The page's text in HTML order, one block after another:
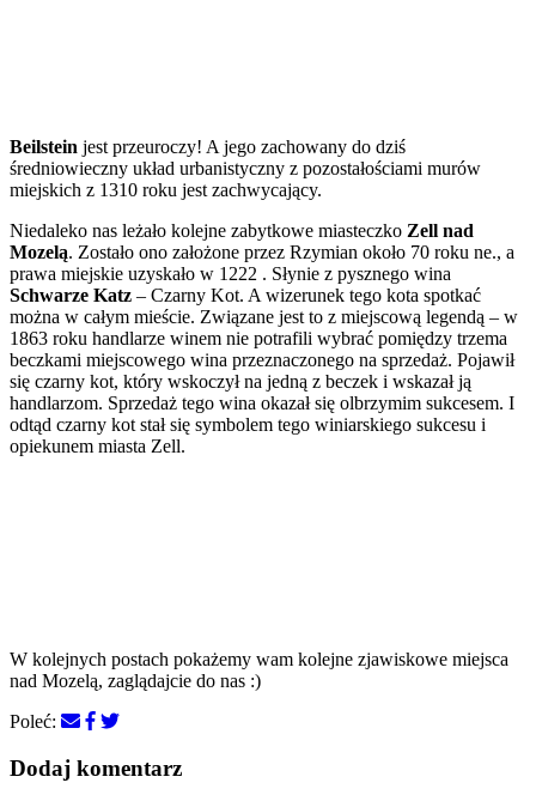
Beilstein jest przeuroczy! A jego zachowany do dziś
średniowieczny układ urbanistyczny z pozostałościami murów
miejskich z 1310 roku jest zachwycający.
Niedaleko nas leżało kolejne zabytkowe miasteczko Zell nad
Mozelą. Zostało ono założone przez Rzymian około 70 roku ne., a
prawa miejskie uzyskało w 1222 . Słynie z pysznego wina
Schwarze Katz – Czarny Kot. A wizerunek tego kota spotkać
można w całym mieście. Związane jest to z miejscową legendą – w
1863 roku handlarze winem nie potrafili wybrać pomiędzy trzema
beczkami miejscowego wina przeznaczonego na sprzedaż. Pojawił
się czarny kot, który wskoczył na jedną z beczek i wskazał ją
handlarzom. Sprzedaż tego wina okazał się olbrzymim sukcesem. I
odtąd czarny kot stał się symbolem tego winiarskiego sukcesu i
opiekunem miasta Zell.
W kolejnych postach pokażemy wam kolejne zjawiskowe miejsca
nad Mozelą, zaglądajcie do nas :)
Poleć:
Dodaj komentarz